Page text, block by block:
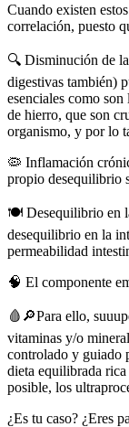
Cuando existen
correlación, puesto
🔍 Disminución de
digestivas también)
esenciales como
de hierro, que son
organismo, y por lo
🦠 Inflamación
propio desequilibrio
🍽️ Desequilibrio en
desequilibrio en la
permeabilidad
🧠 El componente
🩸🔎Para ello,
vitaminas y/o
controlado y guiado
dieta equilibrada
posible, los
¿Es tu caso? ¿Eres